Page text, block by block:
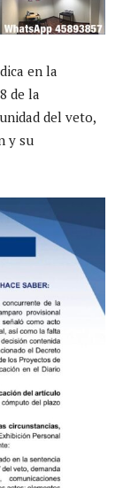
en la
de la
del veto,
y su